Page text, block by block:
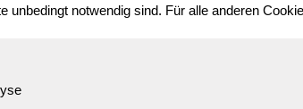
@Ella: Man hat für alles einen
unbedingt notwendig sind. Für alle anderen